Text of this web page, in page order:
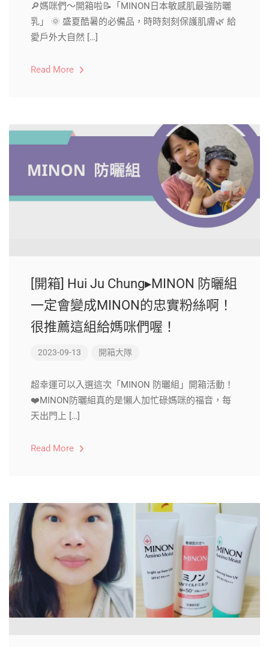
🔎媽咪們～開箱啦📝「MINON日本敏感肌最強防曬
乳」 🌞 盛夏酷暑的必備品，時時刻刻保護肌膚🌿 給
愛戶外大自然 […]
Read More
[開箱] Hui Ju Chung▸MINON 防曬組
一定會變成MINON的忠實粉絲啊！
很推薦這組給媽咪們喔！
2023-09-13 開箱大隊
超幸運可以入選這次「MINON 防曬組」開箱活動！
❤️MINON防曬組真的是懶人加忙碌媽咪的福音，每
天出門上 […]
Read More